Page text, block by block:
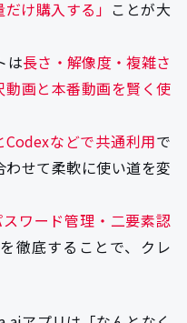
だけ購入する」 ことが大
は長さ・解像度・複雑さ
動画と本番動画を賢く使
Codexなどで共通利用で
せて柔軟に使い道を変
スワード管理・二要素認
を徹底することで、クレ